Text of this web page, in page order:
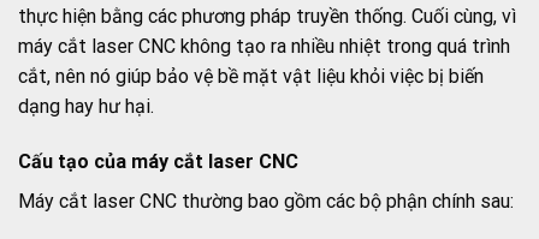
thực hiện bằng các phương pháp truyền thống. Cuối cùng, vì
máy cắt laser CNC không tạo ra nhiều nhiệt trong quá trình
cắt, nên nó giúp bảo vệ bề mặt vật liệu khỏi việc bị biến
dạng hay hư hại.
Cấu tạo của máy cắt laser CNC
Máy cắt laser CNC thường bao gồm các bộ phận chính sau: